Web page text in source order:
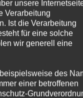
unsere
Verarbeitung
Ist die Verarbeitung
für eine solche
wir generell eine
des
einer betroffenen